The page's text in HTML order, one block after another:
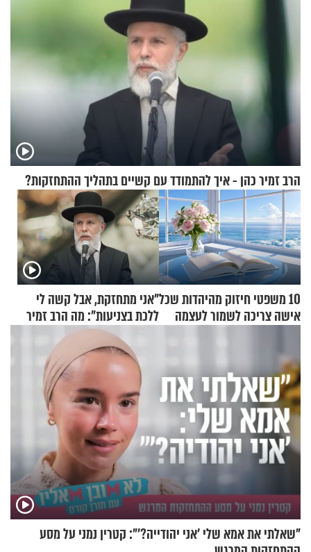
הרב זמיר כהן - איך להתמודד עם קשיים בתהליך ההתחזקות?
10 משפטי חיזוק מהיהדות שכל
אישה צריכה לשמור לעצמה
"אני מתחזקת, אבל קשה לי
ללכת בצניעות": מה הרב זמיר
כהן המליץ לה לעשות?
"שאלתי את אמא שלי 'אני יהודייה?'": קטרין נמני על מסע